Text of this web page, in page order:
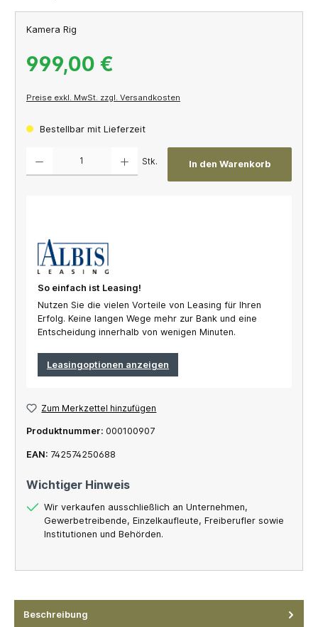
Kamera Rig
999,00 €
Preise exkl. MwSt. zzgl. Versandkosten
Bestellbar mit Lieferzeit
Stk. In den Warenkorb
So einfach ist Leasing!
Nutzen Sie die vielen Vorteile von Leasing für Ihren
Erfolg. Keine langen Wege mehr zur Bank und eine
Entscheidung innerhalb von wenigen Minuten.
Leasingoptionen anzeigen
Zum Merkzettel hinzufügen
Produktnummer: 000100907
EAN: 742574250688
Wichtiger Hinweis
Wir verkaufen ausschließlich an Unternehmen,
Gewerbetreibende, Einzelkaufleute, Freiberufler sowie
Institutionen und Behörden.
Beschreibung